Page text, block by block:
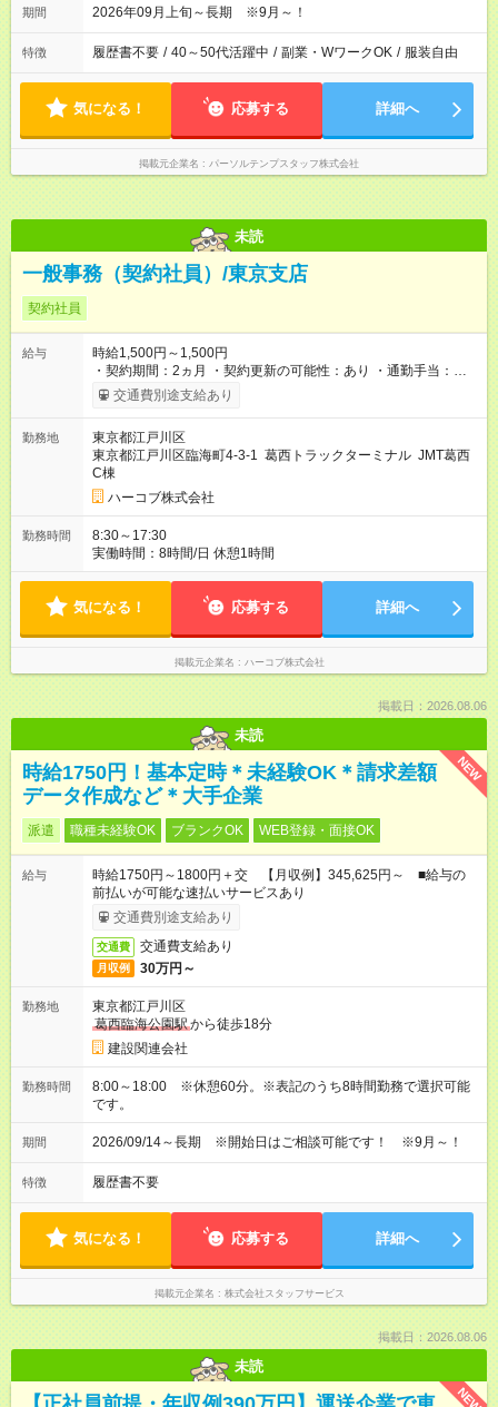
期間 2026年09月上旬～長期 ※9月～！
特徴 履歴書不要 / 40～50代活躍中 / 副業・WワークOK / 服装自由
気になる！ 応募する 詳細へ
掲載元企業名 パーソルテンプスタッフ株式会社
未読
一般事務（契約社員）/東京支店
契約社員
給与
時給1,500円～1,500円
・契約期間：2ヵ月 ・契約更新の可能性：あり ・通勤手当：上
限なし 公共交通機関の場合は3ヶ月定期の月割額を支給。
公共交通機関以外の場合は通勤距離に応じて上限8,600円まで支
100,000円） 有り ※昇給と賞与は会社の業績、本人様の勤務成
績、 勤務年数等により決定されます。 【試用期間】試用期間な
し
交通費別途支給あり
勤務地
東京都江戸川区
東京都江戸川区臨海町4-3-1 葛西トラックターミナル JMT葛西
C棟
ハーコブ株式会社
勤務時間
8:30～17:30
実働時間：8時間/日 休憩1時間
気になる！ 応募する 詳細へ
掲載元企業名 ハーコブ株式会社
掲載日：2026.08.06
未読
NEW
時給1750円！基本定時＊未経験OK＊請求差額
データ作成など＊大手企業
派遣 職種未経験OK ブランクOK WEB登録・面接OK
給与
時給1750円～1800円＋交 【月収例】345,625円～ ■給与の
前払いが可能な速払いサービスあり
交通費別途支給あり
交通費 交通費支給あり
月収例 30万円～
勤務地
東京都江戸川区
葛西臨海公園駅から徒歩18分
建設関連会社
勤務時間
8:00～18:00 ※休憩60分。※表記のうち8時間勤務で選択可能
です。
期間 2026/09/14～長期 ※開始日はご相談可能です！ ※9月～！
特徴 履歴書不要
気になる！ 応募する 詳細へ
掲載元企業名 株式会社スタッフサービス
掲載日：2026.08.06
未読
NEW